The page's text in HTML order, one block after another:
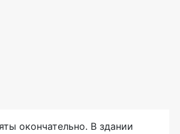
окончательно. В здании